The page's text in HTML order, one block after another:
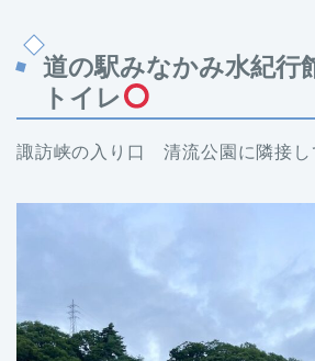
道の駅みなかみ水紀
トイレ
諏訪峡の入り口 清流公園に隣接し